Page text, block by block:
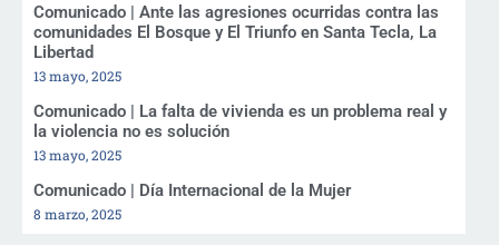
Comunicado | Ante las agresiones ocurridas contra las
comunidades El Bosque y El Triunfo en Santa Tecla, La
Libertad
13 mayo, 2025
Comunicado | La falta de vivienda es un problema real y
la violencia no es solución
13 mayo, 2025
Comunicado | Día Internacional de la Mujer
8 marzo, 2025